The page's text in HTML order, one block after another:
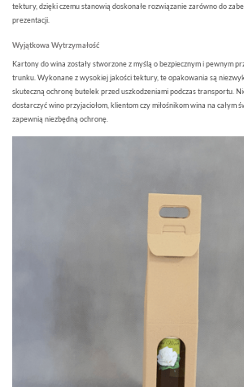
tektury, dzięki czemu stanowią doskonałe rozwiązanie zarówno do
prezentacji.
Wyjątkowa Wytrzymałość
Kartony do wina zostały stworzone z myślą o bezpiecznym i pewnym
trunku. Wykonane z wysokiej jakości tektury, te opakowania są
skuteczną ochronę butelek przed uszkodzeniami podczas transportu.
dostarczyć wino przyjaciołom, klientom czy miłośnikom wina na całym
zapewnią niezbędną ochronę.